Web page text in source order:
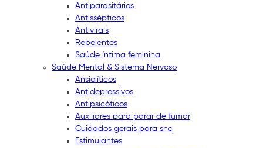
Antiparasitários
Antissépticos
Antivirais
Repelentes
Saúde íntima feminina
Saúde Mental & Sistema Nervoso
Ansiolíticos
Antidepressivos
Antipsicóticos
Auxiliares para parar de fumar
Cuidados gerais para snc
Estimulantes